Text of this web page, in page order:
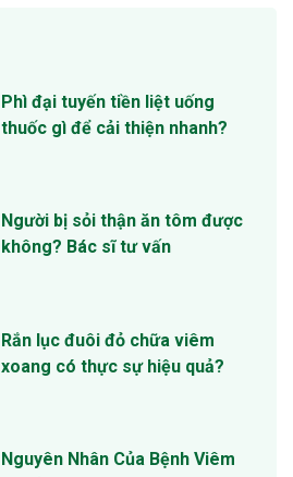
Phì đại tuyến tiền liệt uống
thuốc gì để cải thiện nhanh?
Người bị sỏi thận ăn tôm được
không? Bác sĩ tư vấn
Rắn lục đuôi đỏ chữa viêm
xoang có thực sự hiệu quả?
Nguyên Nhân Của Bệnh Viêm